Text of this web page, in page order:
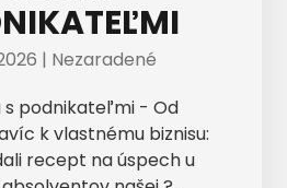
| Nezaradené
s podnikateľmi - Od
k vlastnému biznisu:
recept na úspech u